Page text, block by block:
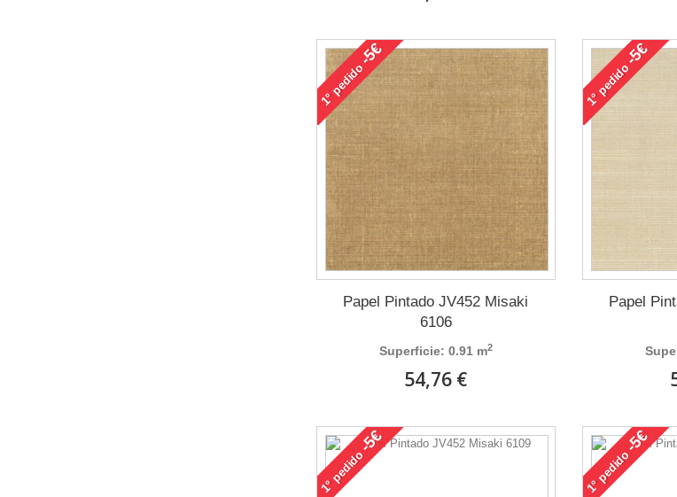
1°
pedido
-5€
Papel Pintado JV452 Misaki
6106
Superficie: 0.91 m2
54,76 €
1°
pedido
-5€
Papel
1°
pedido
-5€
1°
pedido
-5€